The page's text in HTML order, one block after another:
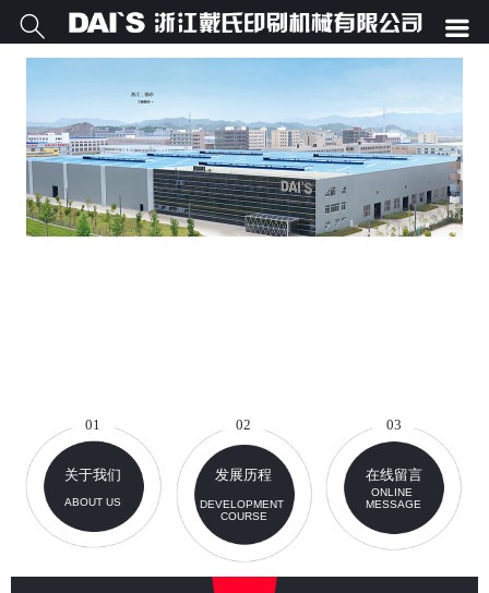


01
关于我们
ABOUT US
02
发展历程
DEVELOPMENT
COURSE
03
在线留言
ONLINE
MESSAGE